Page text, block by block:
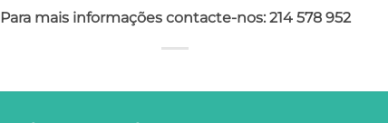
Para mais informações contacte-nos: 214 578 952